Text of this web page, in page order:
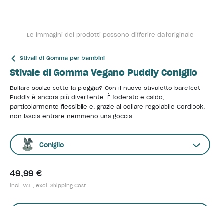
Le immagini dei prodotti possono differire dall'originale
Stivali di Gomma per bambini
Stivale di Gomma Vegano Puddly Coniglio
Ballare scalzo sotto la pioggia? Con il nuovo stivaletto barefoot
Puddly è ancora più divertente. È foderato e caldo,
particolarmente flessibile e, grazie al collare regolabile Cordlock,
non lascia entrare nemmeno una goccia.
Coniglio
49,99 €
incl. VAT , excl. Shipping Cost